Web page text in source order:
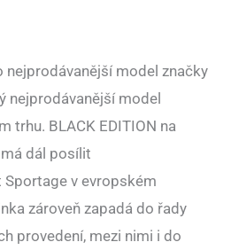
nejprodávanější model značky
nejprodávanější model
trhu. BLACK EDITION na
dál posílit
v evropském
zároveň zapadá do řady
provedení, mezi nimi i do